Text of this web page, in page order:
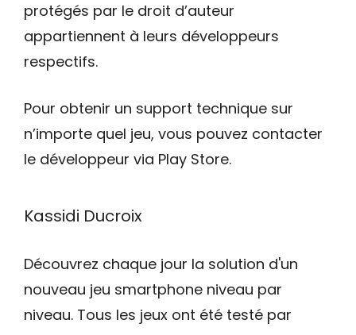
protégés par le droit d’auteur
appartiennent à leurs développeurs
respectifs.
Pour obtenir un support technique sur
n’importe quel jeu, vous pouvez contacter
le développeur via Play Store.
Kassidi Ducroix
Découvrez chaque jour la solution d'un
nouveau jeu smartphone niveau par
niveau. Tous les jeux ont été testé par